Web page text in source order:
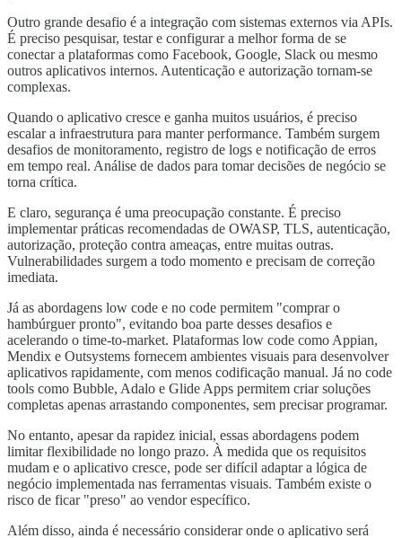
Outro grande desafio é a integração com sistemas externos via APIs.
É preciso pesquisar, testar e configurar a melhor forma de se
conectar a plataformas como Facebook, Google, Slack ou mesmo
outros aplicativos internos. Autenticação e autorização tornam-se
complexas.
Quando o aplicativo cresce e ganha muitos usuários, é preciso
escalar a infraestrutura para manter performance. Também surgem
desafios de monitoramento, registro de logs e notificação de erros
em tempo real. Análise de dados para tomar decisões de negócio se
torna crítica.
E claro, segurança é uma preocupação constante. É preciso
implementar práticas recomendadas de OWASP, TLS, autenticação,
autorização, proteção contra ameaças, entre muitas outras.
Vulnerabilidades surgem a todo momento e precisam de correção
imediata.
Já as abordagens low code e no code permitem "comprar o
hambúrguer pronto", evitando boa parte desses desafios e
acelerando o time-to-market. Plataformas low code como Appian,
Mendix e Outsystems fornecem ambientes visuais para desenvolver
aplicativos rapidamente, com menos codificação manual. Já no code
tools como Bubble, Adalo e Glide Apps permitem criar soluções
completas apenas arrastando componentes, sem precisar programar.
No entanto, apesar da rapidez inicial, essas abordagens podem
limitar flexibilidade no longo prazo. À medida que os requisitos
mudam e o aplicativo cresce, pode ser difícil adaptar a lógica de
negócio implementada nas ferramentas visuais. Também existe o
risco de ficar "preso" ao vendor específico.
Além disso, ainda é necessário considerar onde o aplicativo será